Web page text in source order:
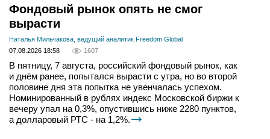
Фондовый рынок опять не смог
вырасти
Наталья Мильчакова, ведущий аналитик Freedom Global
07.08.2026 18:58
1607
В пятницу, 7 августа, российский фондовый рынок, как
и днём ранее, попытался вырасти с утра, но во второй
половине дня эта попытка не увенчалась успехом.
Номинированный в рублях индекс Московской биржи к
вечеру упал на 0,3%, опустившись ниже 2280 пунктов,
а долларовый РТС - на 1,2%.